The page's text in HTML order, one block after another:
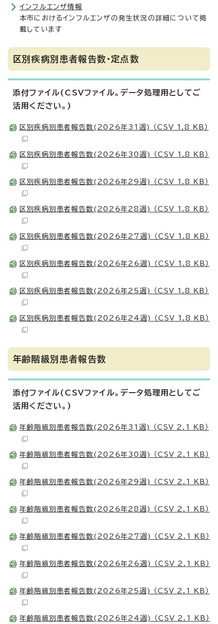
インフルエンザ情報
本市におけるインフルエンザの発生状況の詳細について掲
載しています
区別疾病別患者報告数・定点数
添付ファイル(CSVファイル。データ処理用としてご
活用ください。)
区別疾病別患者報告数(2026年31週) （CSV 1.8 KB）
区別疾病別患者報告数(2026年30週) （CSV 1.8 KB）
区別疾病別患者報告数(2026年29週) （CSV 1.8 KB）
区別疾病別患者報告数(2026年28週) （CSV 1.8 KB）
区別疾病別患者報告数(2026年27週) （CSV 1.8 KB）
区別疾病別患者報告数(2026年26週) （CSV 1.8 KB）
区別疾病別患者報告数(2026年25週) （CSV 1.8 KB）
区別疾病別患者報告数(2026年24週) （CSV 1.8 KB）
年齢階級別患者報告数
添付ファイル(CSVファイル。データ処理用としてご
活用ください。)
年齢階級別患者報告数(2026年31週) （CSV 2.1 KB）
年齢階級別患者報告数(2026年30週) （CSV 2.1 KB）
年齢階級別患者報告数(2026年29週) （CSV 2.1 KB）
年齢階級別患者報告数(2026年28週) （CSV 2.1 KB）
年齢階級別患者報告数(2026年27週) （CSV 2.1 KB）
年齢階級別患者報告数(2026年26週) （CSV 2.1 KB）
年齢階級別患者報告数(2026年25週) （CSV 2.1 KB）
年齢階級別患者報告数(2026年24週) （CSV 2.1 KB）